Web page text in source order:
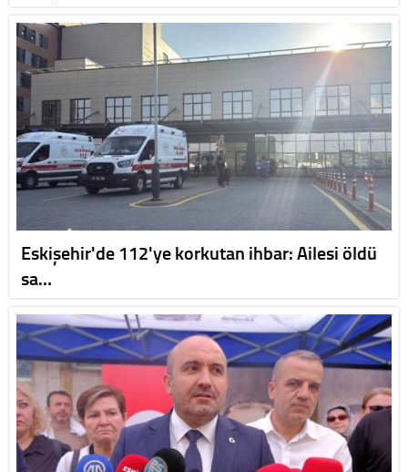
Eskişehir'de 112'ye korkutan ihbar: Ailesi öldü
sa…